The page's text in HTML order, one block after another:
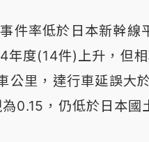
件率低於日本新幹線
年度(14件)上升，但
公里，達行車延誤大
0.15，仍低於日本國